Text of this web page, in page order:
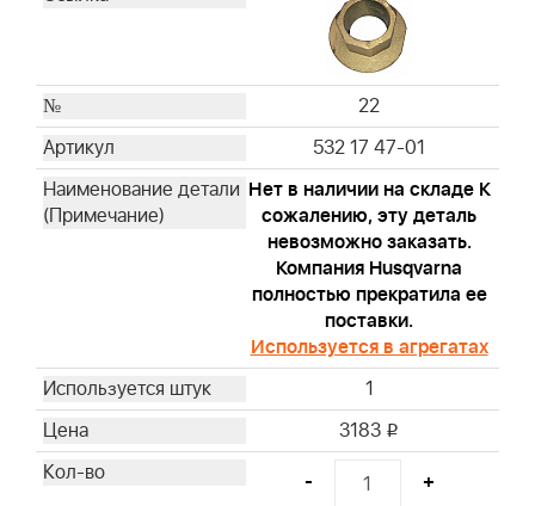
22
532 17 47-01
Нет в наличии на складе К
сожалению, эту деталь
невозможно заказать.
Компания Husqvarna
полностью прекратила ее
поставки.
Используется в агрегатах
1
3183 i
- +